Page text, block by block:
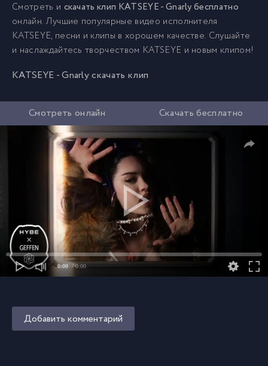
Смотреть и скачать клип KATSEYE - Gnarly бесплатно
онлайн. Лучшие популярные видео исполнителя
KATSEYE, песни и клипы в хорошем качестве. Слушайте
и наслаждайтесь творчеством KATSEYE и новым клипом!
KATSEYE - Gnarly скачать клип
Смотреть онлайн Скачать бесплатно
0:00 / 0:00
Добавить комментарий